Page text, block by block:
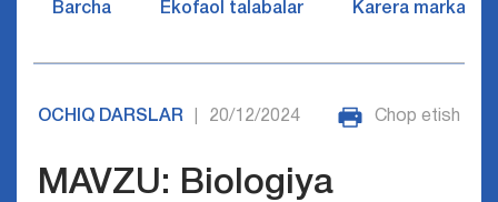
Barcha Ekofaol talabalar Karera markazi
OCHIQ DARSLAR 20/12/2024 Chop etish
MAVZU: Biologiya